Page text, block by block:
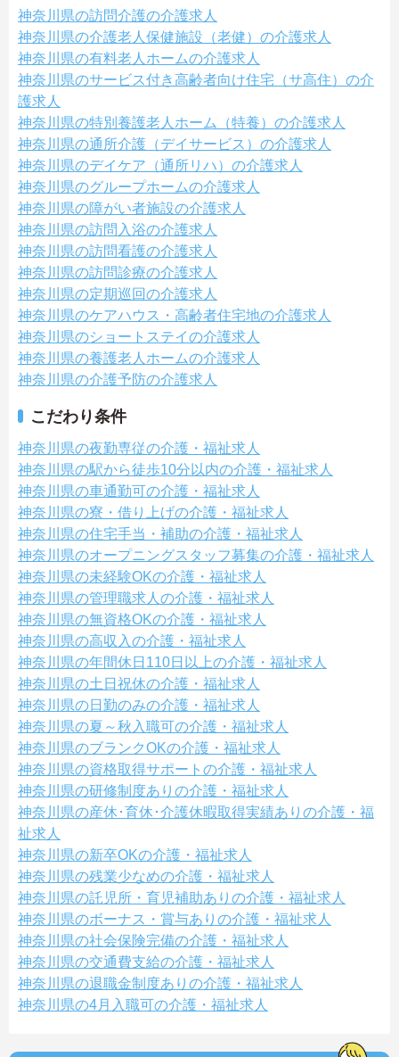
神奈川県の訪問介護の介護求人
神奈川県の介護老人保健施設（老健）の介護求人
神奈川県の有料老人ホームの介護求人
神奈川県のサービス付き高齢者向け住宅（サ高住）の介
護求人
神奈川県の特別養護老人ホーム（特養）の介護求人
神奈川県の通所介護（デイサービス）の介護求人
神奈川県のデイケア（通所リハ）の介護求人
神奈川県のグループホームの介護求人
神奈川県の障がい者施設の介護求人
神奈川県の訪問入浴の介護求人
神奈川県の訪問看護の介護求人
神奈川県の訪問診療の介護求人
神奈川県の定期巡回の介護求人
神奈川県のケアハウス・高齢者住宅地の介護求人
神奈川県のショートステイの介護求人
神奈川県の養護老人ホームの介護求人
神奈川県の介護予防の介護求人
こだわり条件
神奈川県の夜勤専従の介護・福祉求人
神奈川県の駅から徒歩10分以内の介護・福祉求人
神奈川県の車通勤可の介護・福祉求人
神奈川県の寮・借り上げの介護・福祉求人
神奈川県の住宅手当・補助の介護・福祉求人
神奈川県のオープニングスタッフ募集の介護・福祉求人
神奈川県の未経験OKの介護・福祉求人
神奈川県の管理職求人の介護・福祉求人
神奈川県の無資格OKの介護・福祉求人
神奈川県の高収入の介護・福祉求人
神奈川県の年間休日110日以上の介護・福祉求人
神奈川県の土日祝休の介護・福祉求人
神奈川県の日勤のみの介護・福祉求人
神奈川県の夏～秋入職可の介護・福祉求人
神奈川県のブランクOKの介護・福祉求人
神奈川県の資格取得サポートの介護・福祉求人
神奈川県の研修制度ありの介護・福祉求人
神奈川県の産休･育休･介護休暇取得実績ありの介護・福
祉求人
神奈川県の新卒OKの介護・福祉求人
神奈川県の残業少なめの介護・福祉求人
神奈川県の託児所・育児補助ありの介護・福祉求人
神奈川県のボーナス・賞与ありの介護・福祉求人
神奈川県の社会保険完備の介護・福祉求人
神奈川県の交通費支給の介護・福祉求人
神奈川県の退職金制度ありの介護・福祉求人
神奈川県の4月入職可の介護・福祉求人